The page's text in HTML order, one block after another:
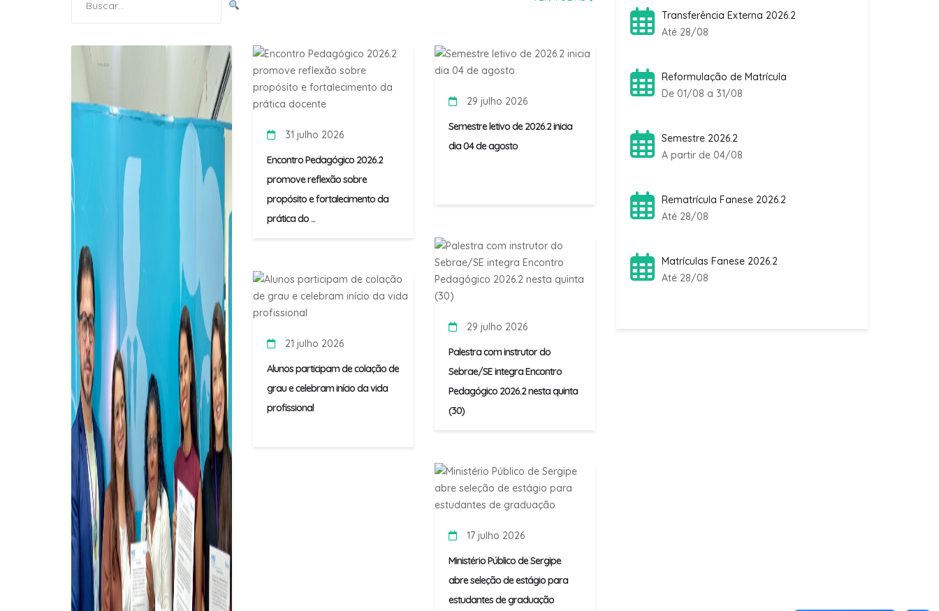
por:
31 julho 2026
Encontro Pedagógico 2026.2
promove reflexão sobre
propósito e fortalecimento da
prática do ...
29 julho 2026
Semestre letivo de 2026.2 inicia
dia 04 de agosto
29 julho 2026
Palestra com instrutor do
Sebrae/SE integra Encontro
Pedagógico 2026.2 nesta quinta
(30)
21 julho 2026
Alunos participam de colação de
grau e celebram início da vida
profissional
17 julho 2026
Ministério Público de Sergipe
abre seleção de estágio para
estudantes de graduação
Transferência Externa 2026.2
Até 28/08
Reformulação de Matrícula
De 01/08 a 31/08
Semestre 2026.2
A partir de 04/08
Rematrícula Fanese 2026.2
Até 28/08
Matrículas Fanese 2026.2
Até 28/08